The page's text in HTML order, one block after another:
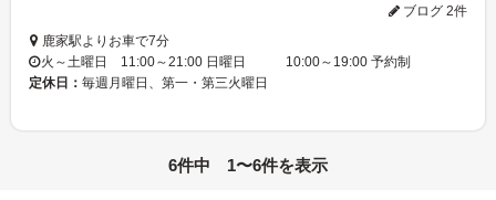
ブログ 2件
鹿家駅よりお車で7分
火～土曜日 11:00～21:00 日曜日 10:00～19:00 予約制
定休日： 毎週月曜日、第一・第三火曜日
6件中 1〜6件を表示